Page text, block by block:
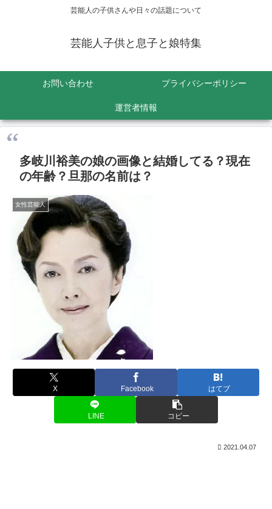
芸能人の子供さんや日々の話題について
芸能人子供と息子と娘特集
お問い合わせ プライバシーポリシー
運営者情報
多岐川裕美の娘の画像と結婚してる？現在
の年齢？旦那の名前は？
女性芸能人
X Facebook はてブ
LINE コピー
2021.04.07